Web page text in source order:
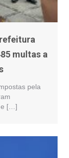
multas a
pela
e […]